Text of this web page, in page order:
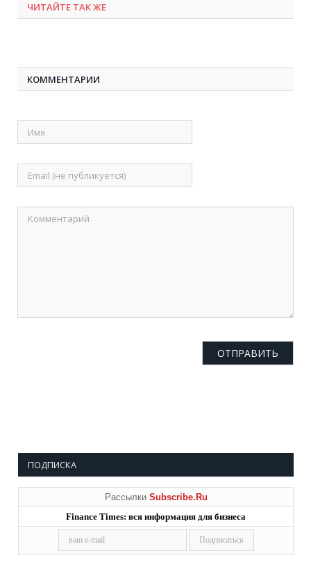
ЧИТАЙТЕ ТАК ЖЕ
КОММЕНТАРИИ
ПОДПИСКА
Рассылки Subscribe.Ru
Finance Times: вся информация для бизнеса